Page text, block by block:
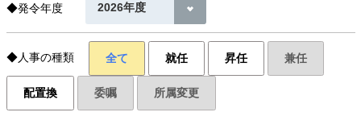
◆発令年度
◆人事の種類 全て 就任 昇任 兼任
配置換 委嘱 所属変更